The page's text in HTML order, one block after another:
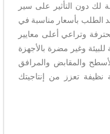
لك دون التأثير على سير
الطلب بأسعار مناسبة في
وتراعي أعلى معايير
وغير مضرة بالأجهزة
والمقابض والمرافق
نظيفة تعزز من إنتاجيتك